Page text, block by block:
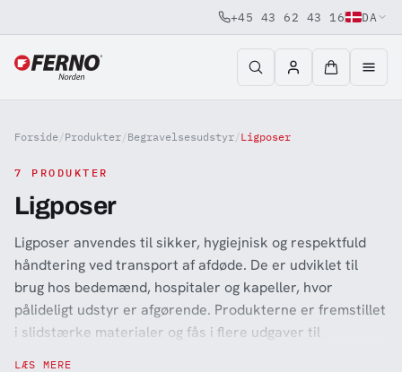
Jump to content
+45 43 62 43 16 DA
Forside/Produkter/Begravelsesudstyr/Ligposer
7 PRODUKTER
Ligposer
Ligposer anvendes til sikker, hygiejnisk og respektfuld
håndtering ved transport af afdøde. De er udviklet til
brug hos bedemænd, hospitaler og kapeller, hvor
pålideligt udstyr er afgørende. Produkterne er fremstillet
i slidstærke materialer og fås i flere udgaver til
LÆS MERE